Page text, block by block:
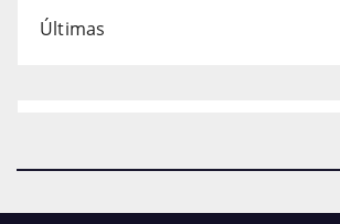
Últimas